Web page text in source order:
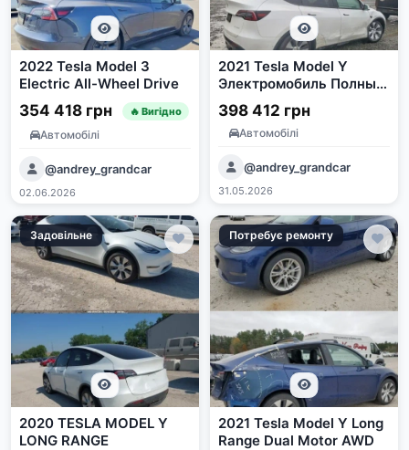
2022 Tesla Model 3
Electric All-Wheel Drive
354 418 грн 🔥 Вигідно
Автомобілі
@andrey_grandcar
02.06.2026
2021 Tesla Model Y
Электромобиль Полный
привод из США
398 412 грн
Автомобілі
@andrey_grandcar
31.05.2026
Задовільне
2020 TESLA MODEL Y
LONG RANGE
Потребує ремонту
2021 Tesla Model Y Long
Range Dual Motor AWD